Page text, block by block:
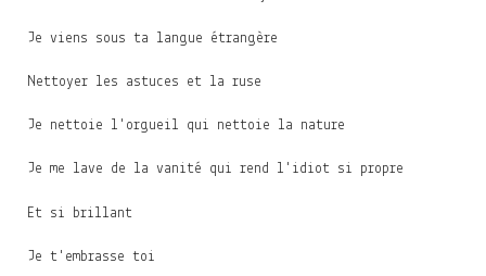
Je viens sous ta langue étrangère
Nettoyer les astuces et la ruse
Je nettoie l'orgueil qui nettoie la nature
Je me lave de la vanité qui rend l'idiot si propre
Et si brillant
Je t'embrasse toi